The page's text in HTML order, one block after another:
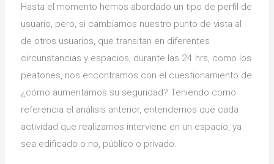
Hasta el momento hemos abordado un tipo de perfil de
usuario, pero, si cambiamos nuestro punto de vista al
de otros usuarios, que transitan en diferentes
circunstancias y espacios, durante las 24 hrs, como los
peatones, nos encontramos con el cuestionamiento de
¿cómo aumentamos su seguridad? Teniendo como
referencia el análisis anterior, entendemos que cada
actividad que realizamos interviene en un espacio, ya
sea edificado o no, público o privado.